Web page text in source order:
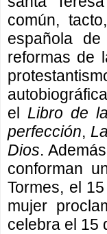
común,
española
reformas de
el Libro de
perfección,
Dios.
conforman
Tormes, el
mujer
celebra el 15